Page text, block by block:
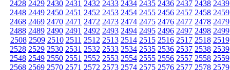
2428 2429 2430 2431 2432 2433 2434 2435 2436 2437 2438 2439
2448 2449 2450 2451 2452 2453 2454 2455 2456 2457 2458 2459
2468 2469 2470 2471 2472 2473 2474 2475 2476 2477 2478 2479
2488 2489 2490 2491 2492 2493 2494 2495 2496 2497 2498 2499
2508 2509 2510 2511 2512 2513 2514 2515 2516 2517 2518 2519
2528 2529 2530 2531 2532 2533 2534 2535 2536 2537 2538 2539
2548 2549 2550 2551 2552 2553 2554 2555 2556 2557 2558 2559
2568 2569 2570 2571 2572 2573 2574 2575 2576 2577 2578 2579